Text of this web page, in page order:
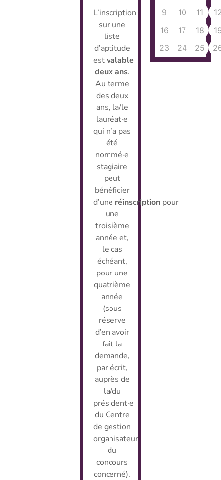
L’inscription
sur une
liste
d’aptitude
estvalable
deux ans.
Au terme
des deux
ans, la/le
lauréat·e
qui n’a pas
été
nommé·e
stagiaire
peut
bénéficier
d’une réinscriptionpour
une
troisième
année et,
le cas
échéant,
pour une
quatrième
année
(sous
réserve
d’en avoir
fait la
demande,
par écrit,
auprès de
la/du
président·e
du Centre
de gestion
organisateur
du
concours
concerné).
9
10 11
16
17 18
23
24 25